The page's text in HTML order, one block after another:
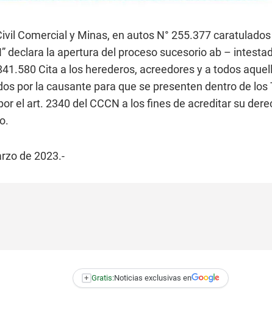
Comercial y Minas, en autos N° 255.377 caratulados
declara la apertura del proceso sucesorio ab –
Cita a los herederos, acreedores y a todos
por la causante para que se presenten dentro de los
el art. 2340 del CCCN a los fines de acreditar su
de 2023.-
+ Gratis:Noticias exclusivas en